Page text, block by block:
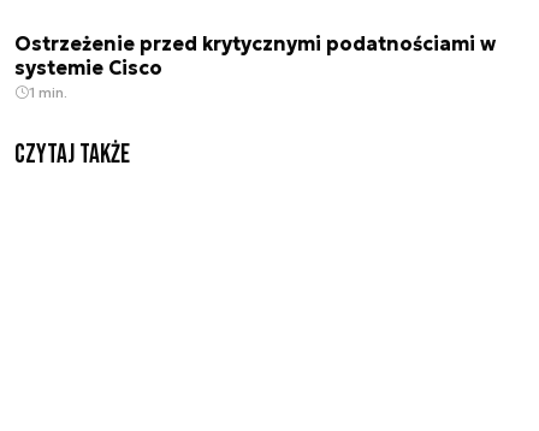
Ostrzeżenie przed krytycznymi podatnościami w
systemie Cisco
1 min.
Czytaj także